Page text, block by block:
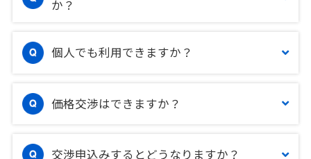
か？
個人でも利用できますか？
価格交渉はできますか？
交渉申込みするとどうなりますか？